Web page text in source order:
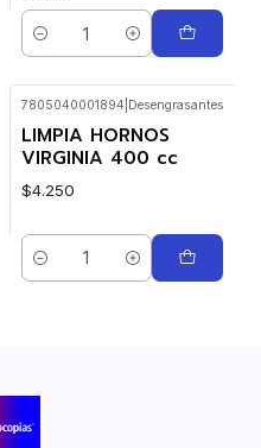
Cantidad
7805040001894 Desengrasantes
LIMPIA HORNOS
VIRGINIA 400 cc
$4.250
Cantidad